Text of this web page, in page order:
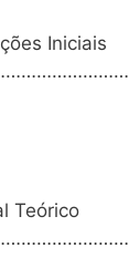
Iniciais
Teórico